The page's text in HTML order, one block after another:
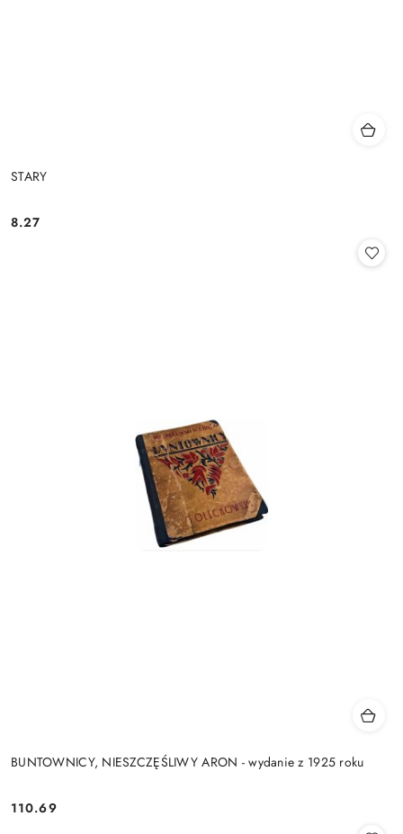
STARY
Cena:
8.27
BUNTOWNICY, NIESZCZĘŚLIWY ARON - wydanie z 1925 roku
Cena:
110.69